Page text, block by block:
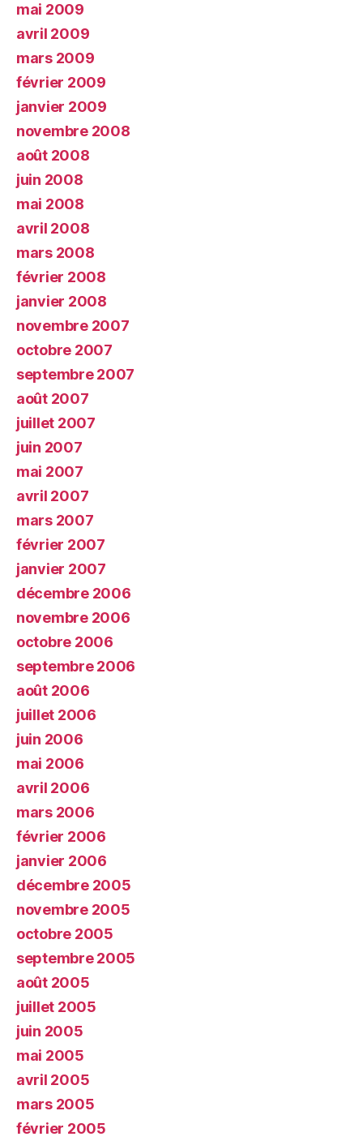
mai 2009
avril 2009
mars 2009
février 2009
janvier 2009
novembre 2008
août 2008
juin 2008
mai 2008
avril 2008
mars 2008
février 2008
janvier 2008
novembre 2007
octobre 2007
septembre 2007
août 2007
juillet 2007
juin 2007
mai 2007
avril 2007
mars 2007
février 2007
janvier 2007
décembre 2006
novembre 2006
octobre 2006
septembre 2006
août 2006
juillet 2006
juin 2006
mai 2006
avril 2006
mars 2006
février 2006
janvier 2006
décembre 2005
novembre 2005
octobre 2005
septembre 2005
août 2005
juillet 2005
juin 2005
mai 2005
avril 2005
mars 2005
février 2005